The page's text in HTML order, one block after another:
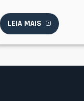
LEIA MAIS